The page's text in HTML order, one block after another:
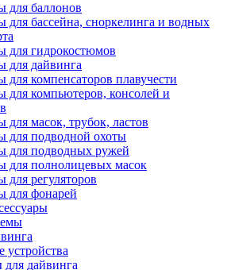
для баллонов
для бассейна, сноркелинга и водных
для гидрокостюмов
для дайвинга
для компенсаторов плавучести
для компьютеров, консолей и
для масок, трубок, ластов
для подводной охоты
для подводных ружей
для полнолицевых масок
для регуляторов
для фонарей
для дайвинга